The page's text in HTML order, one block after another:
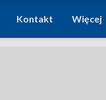
Kontakt Więcej